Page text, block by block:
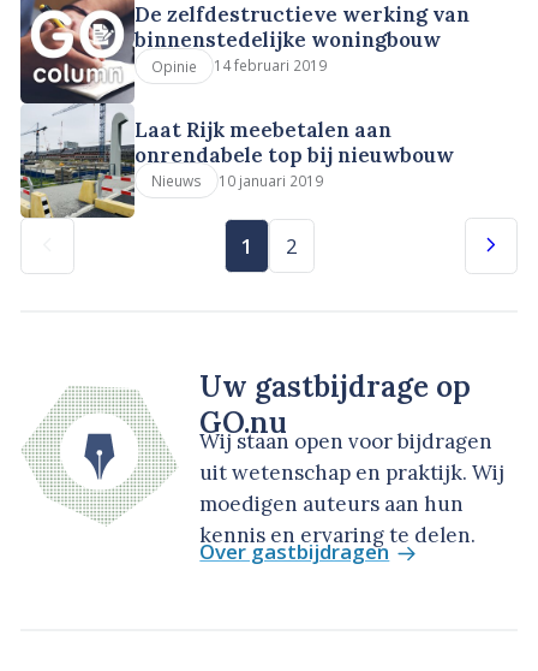
De zelfdestructieve werking van
binnenstedelijke woningbouw
Opinie 14 februari 2019
Laat Rijk meebetalen aan
onrendabele top bij nieuwbouw
Nieuws 10 januari 2019
1 2
Uw gastbijdrage op
GO.nu
Wij staan open voor bijdragen
uit wetenschap en praktijk. Wij
moedigen auteurs aan hun
kennis en ervaring te delen.
Over gastbijdragen